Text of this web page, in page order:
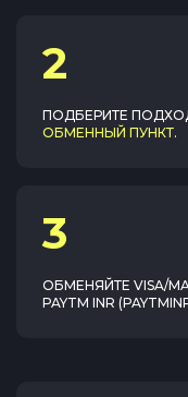
2
ПОДБЕРИТЕ
ОБМЕННЫЙ ПУНКТ.
3
ОБМЕНЯЙТЕ VISA/
PAYTM INR